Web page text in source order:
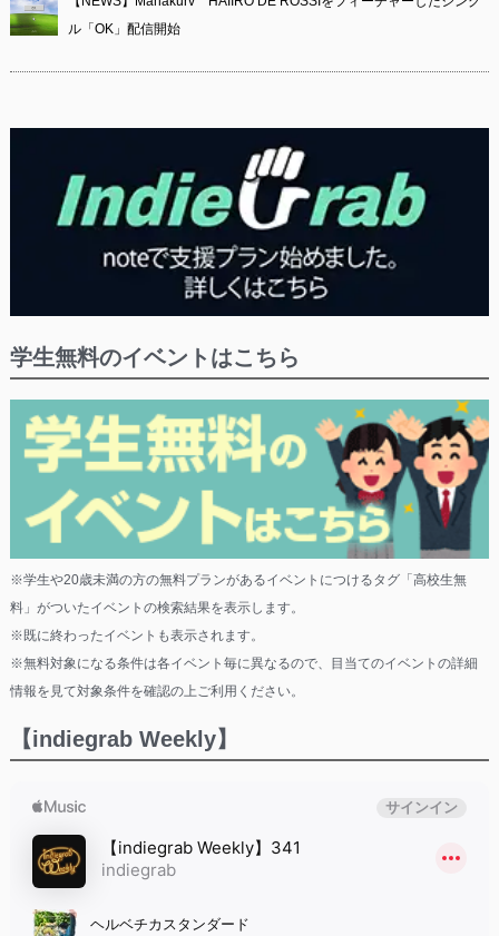
ル「OK」配信開始
学生無料のイベントはこちら
※学生や20歳未満の方の無料プランがあるイベントにつけるタグ「高校生無
料」がついたイベントの検索結果を表示します。
※既に終わったイベントも表示されます。
※無料対象になる条件は各イベント毎に異なるので、目当てのイベントの詳細
情報を見て対象条件を確認の上ご利用ください。
【indiegrab Weekly】